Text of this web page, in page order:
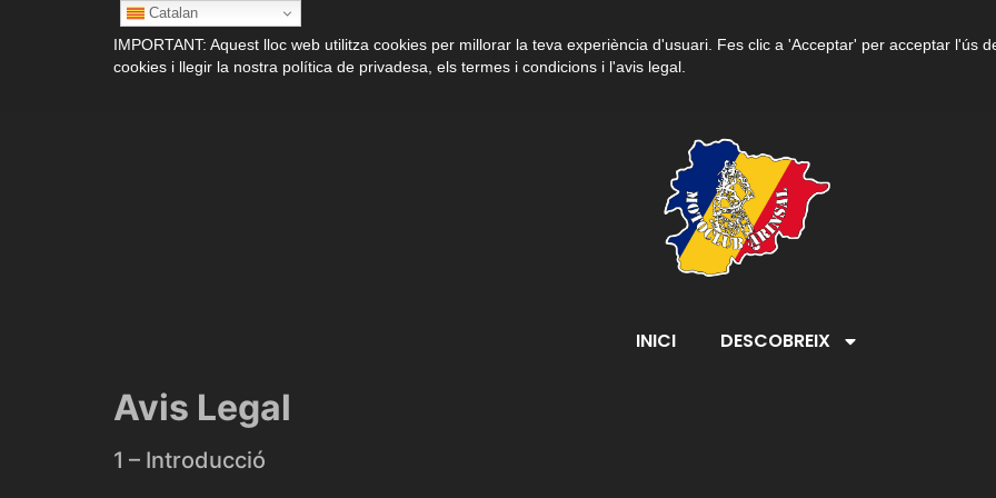
IMPORTANT: Aquest lloc web utilitza cookies per millorar la teva experiència d'usuari. Fes clic a 'Acceptar' per acceptar l'ús
cookies i llegir la nostra política de privadesa, els termes i condicions i l'avis legal.
INICI DESCOBREIX
Avis Legal
1 – Introducció
Catalan